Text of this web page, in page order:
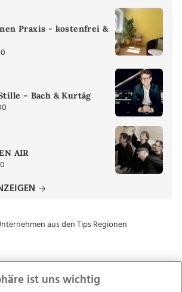
Praxis - kostenfrei &
– Bach & Kurtág
AIR
ist uns wichtig